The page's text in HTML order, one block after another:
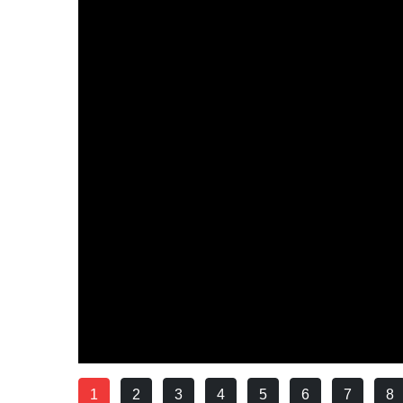
1 2 3 4 5 6 7 8